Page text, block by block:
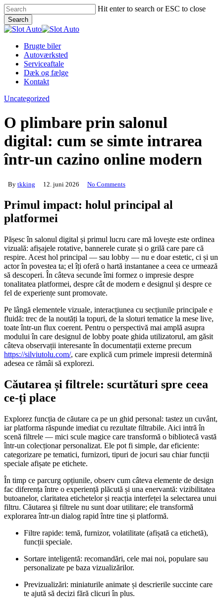
Skip
to
main
content
Hit enter to search or ESC to close
Search
Close
Menu
Brugte biler
Autoværksted
Serviceaftale
Dæk og fælge
Kontakt
Uncategorized
O plimbare prin salonul
digital: cum se simte intrarea
într-un cazino online modern
By tkking 12. juni 2026 No Comments
Primul impact: holul principal al
platformei
Pășesc în salonul digital și primul lucru care mă lovește este ordinea
vizuală: afișajele rotative, bannerele curate și o grilă care pare că
respire. Acest hol principal — sau lobby — nu e doar estetic, ci și un
actor în povestea ta; el îți oferă o hartă instantanee a ceea ce urmează
să descoperi. În câteva secunde îmi formez o impresie despre
tonalitatea platformei, despre cât de modern e designul și despre ce
fel de experiențe sunt promovate.
Pe lângă elementele vizuale, interacțiunea cu secțiunile principale e
fluidă: trec de la noutăți la topuri, de la sloturi tematice la mese live,
toate într-un flux coerent. Pentru o perspectivă mai amplă asupra
modului în care designul de lobby poate ghida utilizatorul, am găsit
câteva observații interesante în documentații externe precum
https://silviutolu.com/, care explică cum primele impresii determină
adesea ce rămâi să explorezi.
Căutarea și filtrele: scurtături spre ceea
ce-ți place
Explorez funcția de căutare ca pe un ghid personal: tastez un cuvânt,
iar platforma răspunde imediat cu rezultate filtrabile. Aici intră în
scenă filtrele — mici scule magice care transformă o bibliotecă vastă
într-un colecționar personalizat. Ele pot fi simple, dar eficiente:
categorizare pe tematici, furnizori, tipuri de jocuri sau chiar funcții
speciale afișate pe etichete.
În timp ce parcurg opțiunile, observ cum câteva elemente de design
fac diferența între o experiență plăcută și una enervantă: vizibilitatea
butoanelor, claritatea etichetelor și reacția interfeței la selectarea unui
filtru. Căutarea și filtrele nu sunt doar utilitare; ele transformă
explorarea într-un dialog rapid între tine și platformă.
Filtre rapide: temă, furnizor, volatilitate (afișată ca etichetă),
funcții speciale.
Sortare inteligentă: recomandări, cele mai noi, populare sau
personalizate pe baza vizualizărilor.
Previzualizări: miniaturile animate și descrierile succinte care
te ajută să decizi fără clicuri în plus.